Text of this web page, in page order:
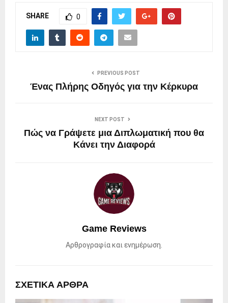
SHARE 0
PREVIOUS POST
Ένας Πλήρης Οδηγός για την Κέρκυρα
NEXT POST
Πώς να Γράψετε μια Διπλωματική που θα
Κάνει την Διαφορά
Game Reviews
Αρθρογραφία και ενημέρωση.
ΣΧΕΤΙΚΑ ΑΡΘΡΑ